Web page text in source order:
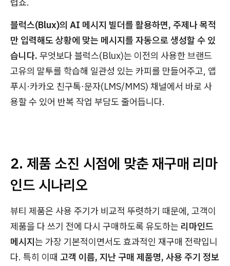
블럭스(Blux)의 AI 메시지 빌더를 활용하면, 주제나 목적
만 입력해도 상황에 맞는 메시지를 자동으로 생성할 수 있
습니다. 무엇보다 블럭스(Blux)는 이전의 사용한 브랜드
고유의 말투를 학습해 일관성 있는 카피를 만들어주고, 앱
푸시·카카오 친구톡·문자(LMS/MMS) 채널에서 바로 사
용할 수 있어 반복 작업 부담도 줄어듭니다.
2. 제품 소진 시점에 맞춘 재구매 리마
인드 시나리오
뷰티 제품은 사용 주기가 비교적 뚜렷하기 때문에, 고객이
제품을 다 쓰기 전에 다시 구매하도록 유도하는 리마인드
메시지는 가장 기본적이면서도 효과적인 재구매 전략입니
다. 특히 이때 고객 이름, 지난 구매 제품명, 사용 주기 정보